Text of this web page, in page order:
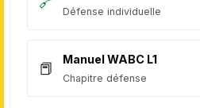
Défense individuelle
Manuel WABC L1
Chapitre défense